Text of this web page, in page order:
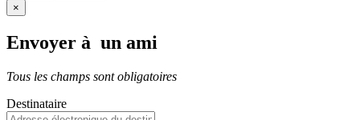
×
Envoyer à un ami
Tous les champs sont obligatoires
Destinataire